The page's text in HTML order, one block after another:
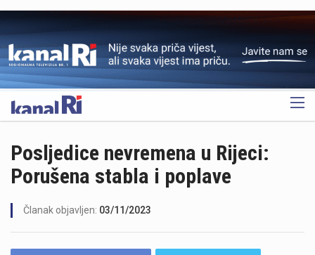
OGLAS
Posljedice nevremena u Rijeci:
Porušena stabla i poplave
Članak objavljen: 03/11/2023